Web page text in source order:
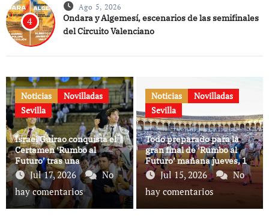
4
Ago 5, 2026
Ondara y Algemesí, escenarios de las semifinales
del Circuito Valenciano
Noticias
Novilladas
Sevilla
Israel Guirao conquista el
Certamen ‘Rumbo al
Futuro’ tras una
interesante final en la
Maestranza
Jul 17, 2026
No
hay comentarios
Noticias
Novilladas
Sevilla
Todo preparado para la
gran final de ‘Rumbo al
Futuro’ mañana jueves, 16
de julio, en la Maestranza
Jul 15, 2026
No
hay comentarios